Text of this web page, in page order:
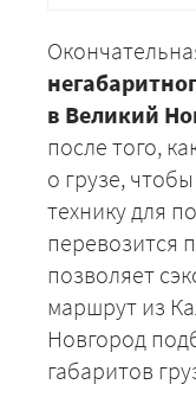
в Великий
после того,
о грузе,
технику для
перевозится
позволяет
маршрут из
Новгород
габаритов